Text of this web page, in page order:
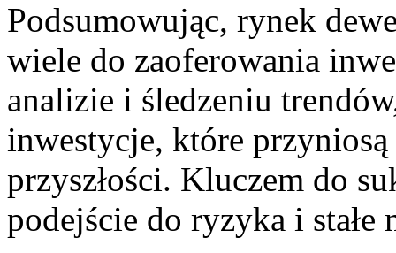
Podsumowując, rynek⁢
wiele do zaoferowania
analizie‍ i śledzeniu
inwestycje, które
⁣przyszłości. Kluczem do
podejście do ryzyka i